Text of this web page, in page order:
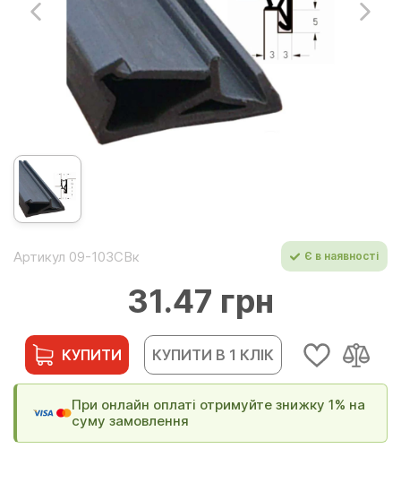
Артикул 09-103СВк Є в наявності
31.47 грн
КУПИТИ КУПИТИ В 1 КЛІК
При онлайн оплаті отримуйте знижку 1% на
суму замовлення